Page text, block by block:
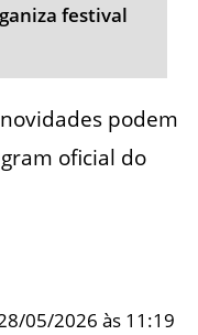
festival
podem
oficial do
05/2026 às 11:19